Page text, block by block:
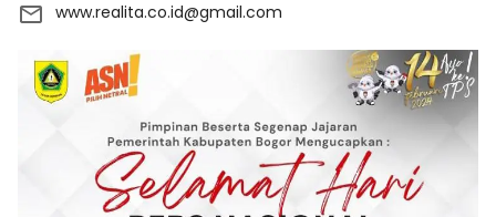
www.realita.co.id@gmail.com